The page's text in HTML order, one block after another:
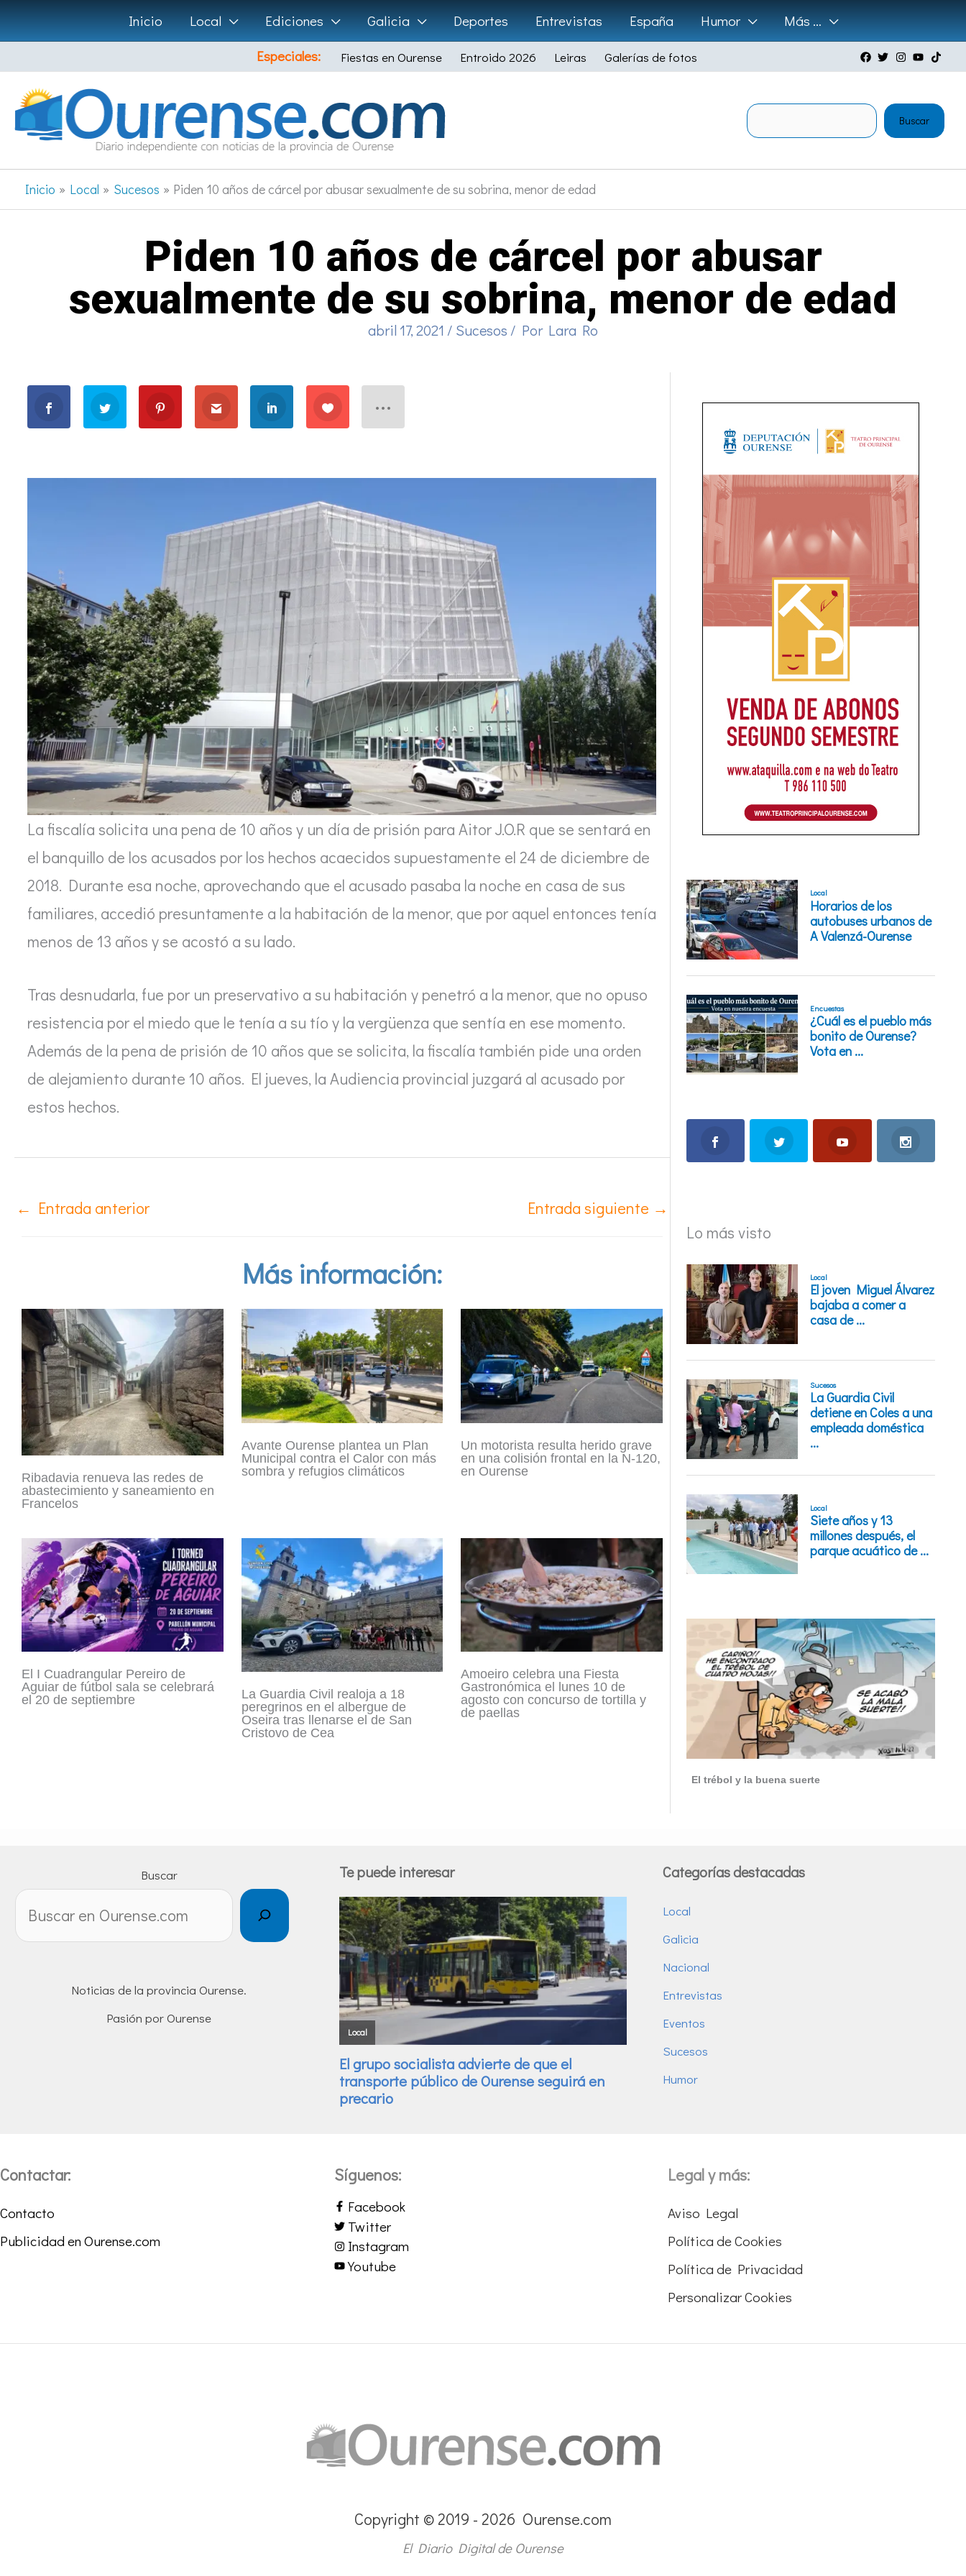
Ir
al
contenido
Inicio Local Ediciones Galicia Deportes Entrevistas España Humor
Más …
Especiales:
Fiestas en Ourense Entroido 2026 Leiras Galerías de fotos
Buscar
Inicio Local Sucesos Piden 10 años de cárcel por abusar sexualmente de su sobrina, menor de edad
Piden 10 años de cárcel por abusar
sexualmente de su sobrina, menor de edad
abril 17, 2021 / Sucesos / Por Lara Ro
La fiscalía solicita una pena de 10 años y un día de prisión para Aitor J.O.R que se sentará en
el banquillo de los acusados por los hechos acaecidos supuestamente el 24 de diciembre de
2018. Durante esa noche, aprovechando que el acusado pasaba la noche en casa de sus
familiares, accedió presuntamente a la habitación de la menor, que por aquel entonces tenía
menos de 13 años y se acostó a su lado.
Tras desnudarla, fue por un preservativo a su habitación y penetró a la menor, que no opuso
resistencia por el miedo que le tenía a su tío y la vergüenza que sentía en ese momento.
Además de la pena de prisión de 10 años que se solicita, la fiscalía también pide una orden
de alejamiento durante 10 años. El jueves, la Audiencia provincial juzgará al acusado por
estos hechos.
← Entrada anterior Entrada siguiente →
Más información:
Ribadavia renueva las redes de
abastecimiento y saneamiento en
Francelos
Avante Ourense plantea un Plan
Municipal contra el Calor con más
sombra y refugios climáticos
Un motorista resulta herido grave
en una colisión frontal en la N-120,
en Ourense
El I Cuadrangular Pereiro de
Aguiar de fútbol sala se celebrará
el 20 de septiembre
La Guardia Civil realoja a 18
peregrinos en el albergue de
Oseira tras llenarse el de San
Cristovo de Cea
Amoeiro celebra una Fiesta
Gastronómica el lunes 10 de
agosto con concurso de tortilla y
de paellas
Lo más visto
El trébol y la buena suerte
Buscar
Noticias de la provincia Ourense.
Pasión por Ourense
Te puede interesar Categorías destacadas
Local
Galicia
Nacional
Entrevistas
Eventos
Sucesos
Humor
Contactar:
Contacto
Publicidad en Ourense.com
Síguenos:
Facebook
Twitter
Instagram
Youtube
Legal y más:
Aviso Legal
Política de Cookies
Política de Privacidad
Personalizar Cookies
Copyright © 2019 - 2026 Ourense.com
El Diario Digital de Ourense